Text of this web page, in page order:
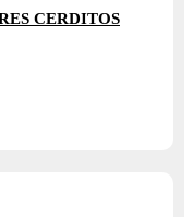
CERDITOS